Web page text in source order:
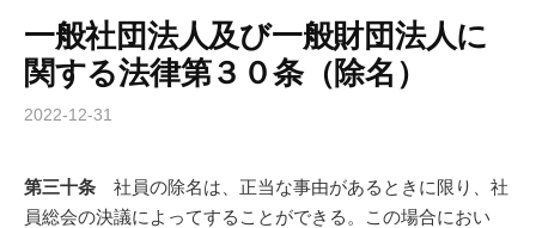
一般社団法人及び一般財団法人に
関する法律第３０条（除名）
2022-12-31
第三十条 社員の除名は、正当な事由があるときに限り、社
員総会の決議によってすることができる。この場合におい